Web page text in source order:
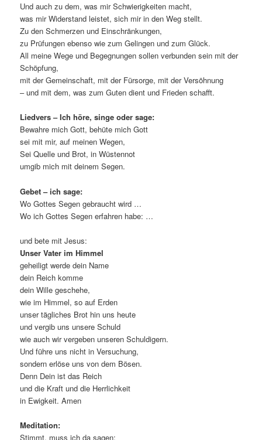
Und auch zu dem, was mir Schwierigkeiten macht,
was mir Widerstand leistet, sich mir in den Weg stellt.
Zu den Schmerzen und Einschränkungen,
zu Prüfungen ebenso wie zum Gelingen und zum Glück.
All meine Wege und Begegnungen sollen verbunden sein mit der
Schöpfung,
mit der Gemeinschaft, mit der Fürsorge, mit der Versöhnung
– und mit dem, was zum Guten dient und Frieden schafft.
Liedvers – Ich höre, singe oder sage:
Bewahre mich Gott, behüte mich Gott
sei mit mir, auf meinen Wegen,
Sei Quelle und Brot, in Wüstennot
umgib mich mit deinem Segen.
Gebet – ich sage:
Wo Gottes Segen gebraucht wird …
Wo ich Gottes Segen erfahren habe: …
und bete mit Jesus:
Unser Vater imHimmel
geheiligt werde dein Name
dein Reich komme
dein Wille geschehe,
wie im Himmel, so auf Erden
unser tägliches Brot hin uns heute
und vergib uns unsere Schuld
wie auch wir vergeben unseren Schuldigern.
Und führe uns nicht in Versuchung,
sondern erlöse uns von dem Bösen.
Denn Dein ist das Reich
und die Kraft und die Herrlichkeit
in Ewigkeit. Amen
Meditation:
Stimmt, muss ich da sagen: